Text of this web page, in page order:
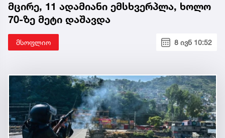
მცირე, 11 ადამიანი ემსხვერპლა, ხოლო
70-ზე მეტი დაშავდა
მსოფლიო 8 ივნ 10:52